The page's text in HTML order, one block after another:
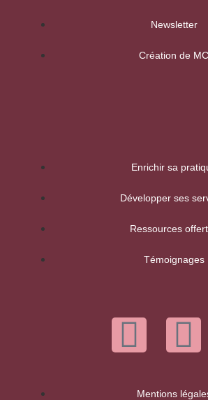
Newsletter
Création de MC
Enrichir sa
Développer ses
Ressources
Témoignages
Mentions